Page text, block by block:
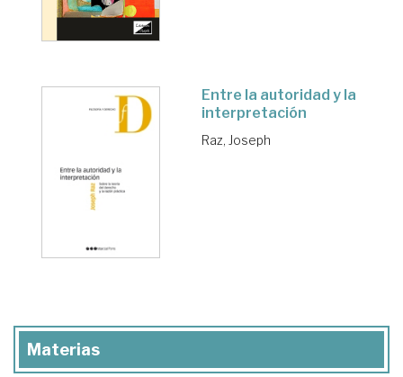
Entre la autoridad y la
interpretación
Raz, Joseph
Materias